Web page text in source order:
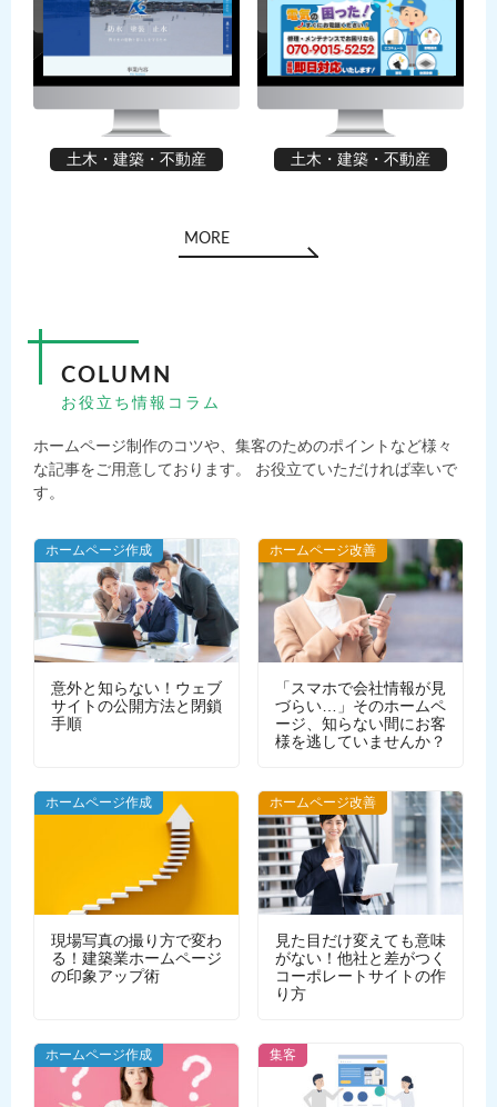
土木・建築・不動産 土木・建築・不動産
MORE
COLUMN
お役立ち情報コラム
ホームページ制作のコツや、集客のためのポイントなど様々
な記事をご用意しております。 お役立ていただければ幸いで
す。
ホームページ作成
意外と知らない！ウェブ
サイトの公開方法と閉鎖
手順
ホームページ改善
「スマホで会社情報が見
づらい…」そのホームペ
ージ、知らない間にお客
様を逃していませんか？
WEBデザイン
ホームページ作成
現場写真の撮り方で変わ
る！建築業ホームページ
の印象アップ術
ホームページ改善
見た目だけ変えても意味
がない！他社と差がつく
コーポレートサイトの作
り方
ホームページ作成 集客